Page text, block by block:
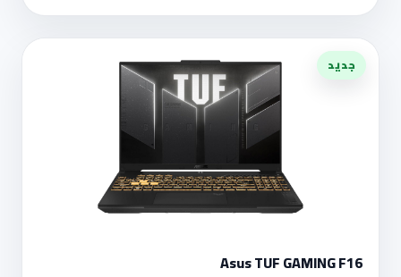
جديد
Asus TUF GAMING F16